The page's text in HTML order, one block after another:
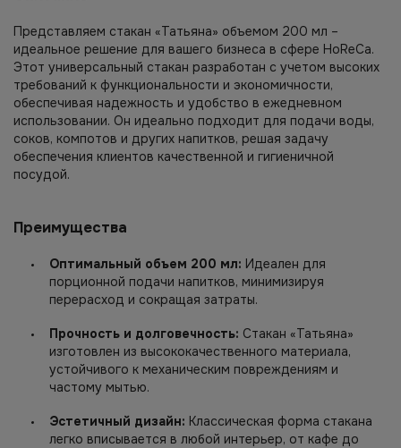
Представляем стакан «Татьяна» объемом 200 мл –
идеальное решение для вашего бизнеса в сфере HoReCa.
Этот универсальный стакан разработан с учетом высоких
требований к функциональности и экономичности,
обеспечивая надежность и удобство в ежедневном
использовании. Он идеально подходит для подачи воды,
соков, компотов и других напитков, решая задачу
обеспечения клиентов качественной и гигиеничной
посудой.
Преимущества
Оптимальный объем 200 мл: Идеален для
порционной подачи напитков, минимизируя
перерасход и сокращая затраты.
Прочность и долговечность: Стакан «Татьяна»
изготовлен из высококачественного материала,
устойчивого к механическим повреждениям и
частому мытью.
Эстетичный дизайн: Классическая форма стакана
легко вписывается в любой интерьер, от кафе до